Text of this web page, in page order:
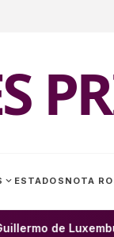
expand_more ESTADOS NOTA
de